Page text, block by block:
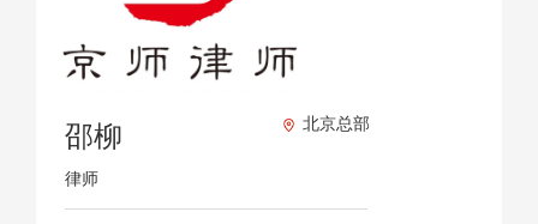
邵柳
律师
北京总部